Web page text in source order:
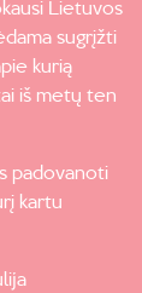
Lietuvos
sugrįžti
kurią
iš metų ten
padovanoti
kartu